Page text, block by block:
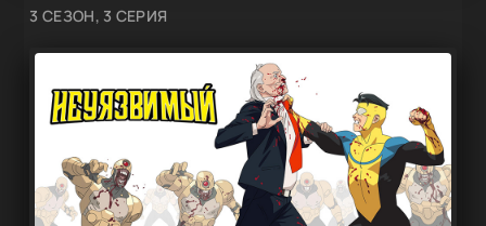
3 СЕЗОН, 3 СЕРИЯ